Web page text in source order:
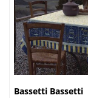
Bassetti Bassetti